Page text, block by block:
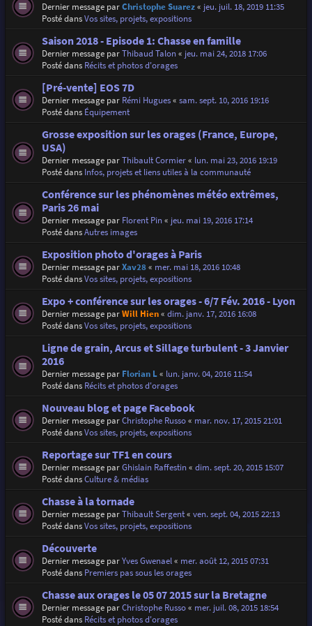
Dernier message parChristophe Suarez« jeu. juil. 18, 2019 11:35
Posté dansVos sites, projets, expositions
Saison 2018 - Episode 1: Chasse en famille
Dernier message parThibaud Talon« jeu. mai 24, 2018 17:06
Posté dans Récits et photos d'orages
[Pré-vente] EOS 7D
Dernier message par Rémi Hugues« sam. sept. 10, 2016 19:16
Posté dans Équipement
Grosse exposition sur les orages (France, Europe,
USA)
Dernier message parThibault Cormier« lun. mai 23, 2016 19:19
Posté dans Infos, projets et liens utiles à la communauté
Conférence sur les phénomènes météo extrêmes,
Paris 26 mai
Dernier message par Florent Pin« jeu. mai 19, 2016 17:14
Posté dansAutres images
Exposition photo d'orages à Paris
Dernier message parXav28« mer. mai 18, 2016 10:48
Posté dansVos sites, projets, expositions
Expo + conférence sur les orages - 6/7 Fév. 2016 - Lyon
Dernier message parWill Hien« dim. janv. 17, 2016 16:08
Posté dansVos sites, projets, expositions
Ligne de grain, Arcus et Sillage turbulent - 3 Janvier
2016
Dernier message par Florian L« lun. janv. 04, 2016 11:54
Posté dans Récits et photos d'orages
Nouveau blog et page Facebook
Dernier message parChristophe Russo« mar. nov. 17, 2015 21:01
Posté dansVos sites, projets, expositions
Reportage sur TF1 en cours
Dernier message parGhislain Raffestin« dim. sept. 20, 2015 15:07
Posté dansCulture & médias
Chasse à la tornade
Dernier message parThibault Sergent« ven. sept. 04, 2015 22:13
Posté dansVos sites, projets, expositions
Découverte
Dernier message parYves Gwenael« mer. août 12, 2015 07:31
Posté dans Premiers pas sous les orages
Chasse aux orages le 05 07 2015 sur la Bretagne
Dernier message parChristophe Russo« mer. juil. 08, 2015 18:54
Posté dans Récits et photos d'orages